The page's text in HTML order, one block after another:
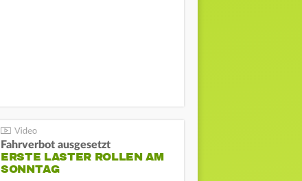
Fahrverbot ausgesetzt
ERSTE LASTER ROLLEN AM
SONNTAG